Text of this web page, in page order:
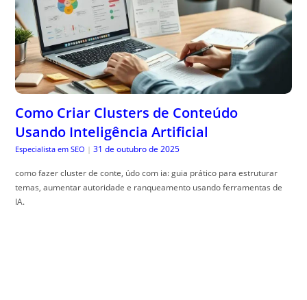
Como Criar Clusters de Conteúdo
Usando Inteligência Artificial
Especialista em SEO | 31 de outubro de 2025
como fazer cluster de conte, údo com ia: guia prático para estruturar
temas, aumentar autoridade e ranqueamento usando ferramentas de
IA.